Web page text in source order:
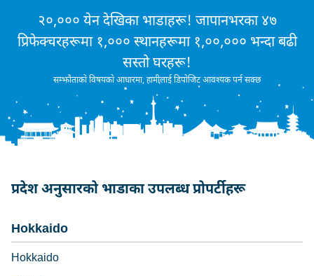
२०,००० येन देखिका भाडाहरू! जापानभरका ४७
प्रिफेक्चरहरूमा १,००० स्थानहरूमा १,००,००० भन्दा बढी
सस्तो घरहरू!
सम्झौताको विषयको आधारमा, हामीलाई डिपोजिट आवश्यक पर्न सक्छ
प्रदेश अनुसारको भाडाका उपलब्ध प्रोपर्टीहरू
Hokkaido
Hokkaido